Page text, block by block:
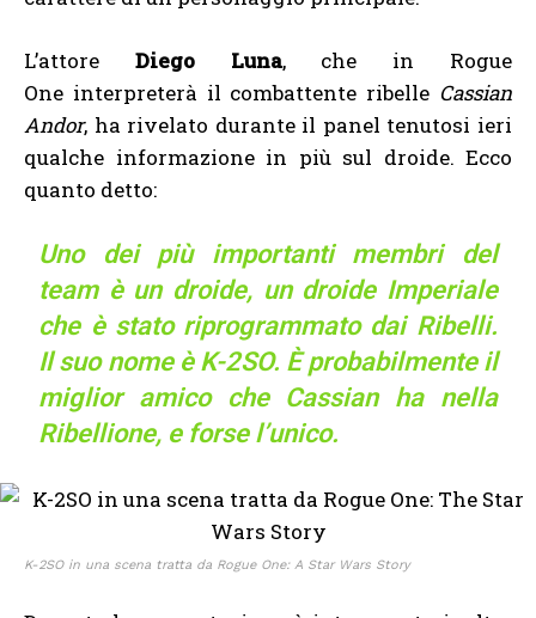
L’attore Diego Luna, che in Rogue
One interpreterà il combattente ribelle Cassian
Andor, ha rivelato durante il panel tenutosi ieri
qualche informazione in più sul droide. Ecco
quanto detto:
Uno dei più importanti membri del
team è un droide, un droide Imperiale
che è stato riprogrammato dai Ribelli.
Il suo nome è K-2SO. È probabilmente il
miglior amico che Cassian ha nella
Ribellione, e forse l’unico.
K-2SO in una scena tratta da Rogue One: A Star Wars Story